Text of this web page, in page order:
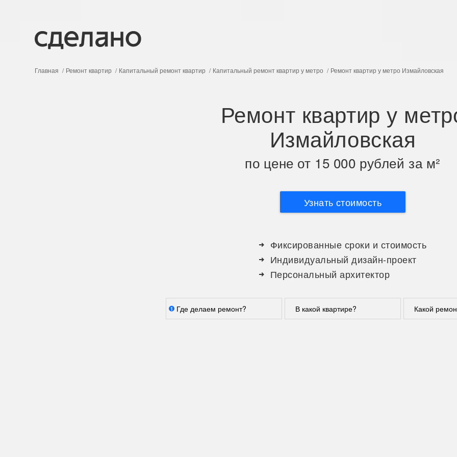
Главная Ремонт квартир Капитальный ремонт квартир Капитальный ремонт квартир у метро Ремонт квартир у метро Измайловская
Ремонт квартир у
Измайловская
по цене от 15 000 рублей за м²
Узнать стоимость
Фиксированные сроки и стоимость
Индивидуальный дизайн-проект
Персональный архитектор
Где делаем ремонт?
1 В какой квартире? Какой